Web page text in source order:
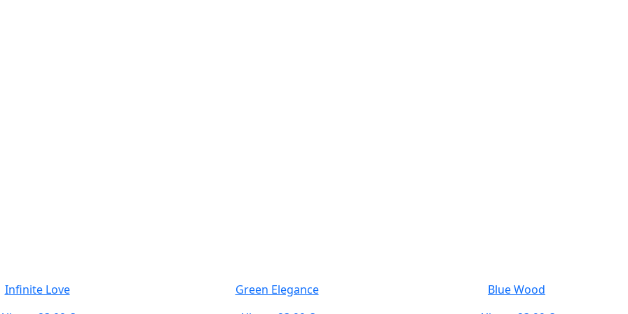
Infinite Love
Green Elegance
Blue Wood